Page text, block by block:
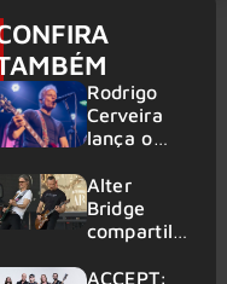
Rodrigo
Cerveira
lança o
Searcher”
Alter
Bridge
compartilh
vivo de
ACCEPT: